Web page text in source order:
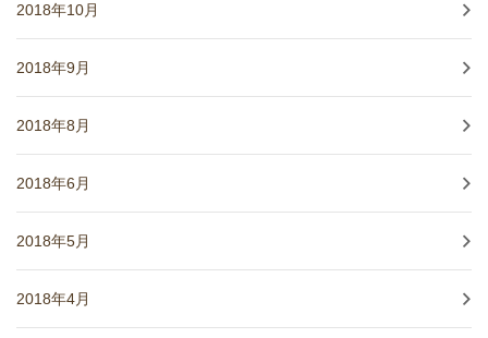
2018年10月
2018年9月
2018年8月
2018年6月
2018年5月
2018年4月